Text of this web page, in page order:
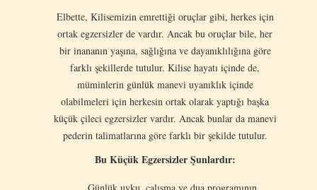
Elbette, Kilisemizin emrettiği oruçlar gibi, herkes için
ortak egzersizler de vardır. Ancak bu oruçlar bile, her
bir inananın yaşına, sağlığına ve dayanıklılığına göre
farklı şekillerde tutulur. Kilise hayatı içinde de,
müminlerin günlük manevi uyanıklık içinde
olabilmeleri için herkesin ortak olarak yaptığı başka
küçük çileci egzersizler vardır. Ancak bunlar da manevi
pederin talimatlarına göre farklı bir şekilde tutulur.
Bu Küçük Egzersizler Şunlardır:
Günlük uyku, çalışma ve dua programının